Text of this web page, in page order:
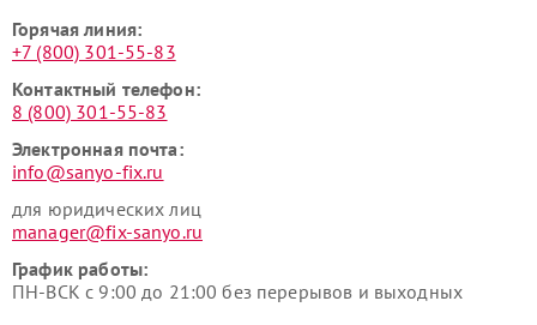
Горячая линия:
+7 (800) 301-55-83
Контактный телефон:
8 (800) 301-55-83
Электронная почта:
info@sanyo-fix.ru
для юридических лиц
manager@fix-sanyo.ru
График работы:
ПН-ВСК с 9:00 до 21:00 без перерывов и выходных